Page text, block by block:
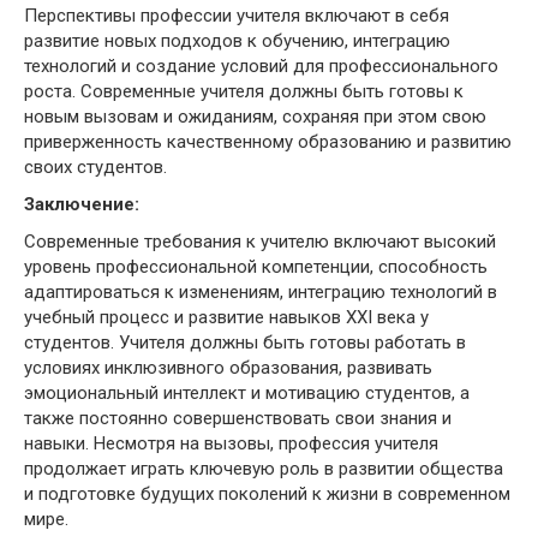
Перспективы профессии учителя включают в себя
развитие новых подходов к обучению, интеграцию
технологий и создание условий для профессионального
роста. Современные учителя должны быть готовы к
новым вызовам и ожиданиям, сохраняя при этом свою
приверженность качественному образованию и развитию
своих студентов.
Заключение:
Современные требования к учителю включают высокий
уровень профессиональной компетенции, способность
адаптироваться к изменениям, интеграцию технологий в
учебный процесс и развитие навыков XXI века у
студентов. Учителя должны быть готовы работать в
условиях инклюзивного образования, развивать
эмоциональный интеллект и мотивацию студентов, а
также постоянно совершенствовать свои знания и
навыки. Несмотря на вызовы, профессия учителя
продолжает играть ключевую роль в развитии общества
и подготовке будущих поколений к жизни в современном
мире.